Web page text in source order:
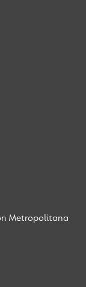
Metropolitana